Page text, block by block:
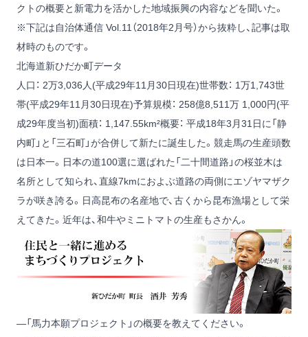
クトの概要と新電力を活かした地域振興の内容などを聞いた。
※下記は自治体通信 Vol.11（2018年2月号）から抜粋し、記事は取
材時のものです。
北海道新ひだか町データ
人口： 2万3,036人(平成29年11月30日現在)世帯数： 1万1,743世
帯(平成29年11月30日現在)予算規模： 258億8,511万 1,000円(平
成29年度当初)面積： 1,147.55km²概要： 平成18年3月31日に「静
内町」と「三石町」が合併して新たに誕生した。競走馬の生産頭数
は日本一。日本の道100選に選ばれた「二十間道路」の桜並木は
名所として知られ、直線7kmにおよぶ道路の両側にエゾヤマザク
ラが咲き誇る。日高昆布の名産地で、古くから昆布漁場として栄
えてきた。近年は、和牛やミニトマトの生産もさかん。
―「馬力本願プロジェクト」の概要を教えてください。